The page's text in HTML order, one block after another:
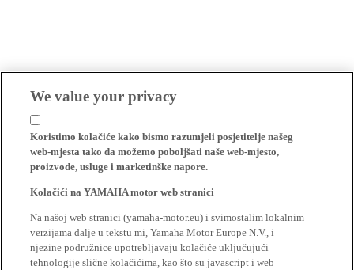
We value your privacy
Koristimo kolačiće kako bismo razumjeli posjetitelje našeg
web-mjesta tako da možemo poboljšati naše web-mjesto,
proizvode, usluge i marketinške napore.
Kolačići na YAMAHA motor web stranici
Na našoj web stranici (yamaha-motor.eu) i svimostalim lokalnim
verzijama dalje u tekstu mi, Yamaha Motor Europe N.V., i
njezine podružnice upotrebljavaju kolačiće uključujući
tehnologije slične kolačićima, kao što su javascript i web